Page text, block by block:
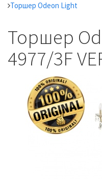
Торшер Odeon Light
Торшер
4977/3F